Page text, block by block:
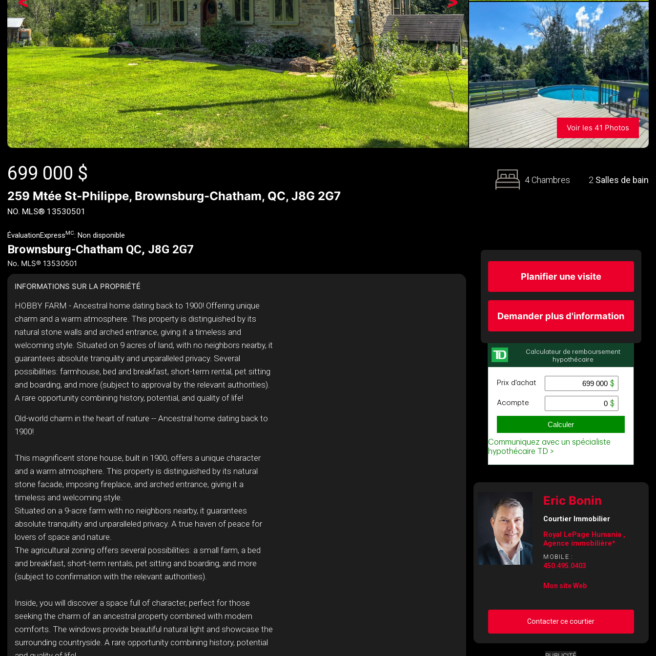
Voir les 41 Photos
699 000 $
259 Mtée St-Philippe, Brownsburg-Chatham, QC, J8G 2G7
NO. MLS® 13530501
4 Chambres 2 Salles de bain
ÉvaluationExpress MC: Non disponible
Brownsburg-Chatham QC, J8G 2G7
No. MLS® 13530501
INFORMATIONS SUR LA PROPRIÉTÉ
HOBBY FARM - Ancestral home dating back to 1900! Offering unique
charm and a warm atmosphere. This property is distinguished by its
natural stone walls and arched entrance, giving it a timeless and
welcoming style. Situated on 9 acres of land, with no neighbors nearby, it
guarantees absolute tranquility and unparalleled privacy. Several
possibilities: farmhouse, bed and breakfast, short-term rental, pet sitting
and boarding, and more (subject to approval by the relevant authorities).
A rare opportunity combining history, potential, and quality of life!
Old-world charm in the heart of nature -- Ancestral home dating back to
1900!
This magnificent stone house, built in 1900, offers a unique character
and a warm atmosphere. This property is distinguished by its natural
stone facade, imposing fireplace, and arched entrance, giving it a
timeless and welcoming style.
Situated on a 9-acre farm with no neighbors nearby, it guarantees
absolute tranquility and unparalleled privacy. A true haven of peace for
lovers of space and nature.
The agricultural zoning offers several possibilities: a small farm, a bed
and breakfast, short-term rentals, pet sitting and boarding, and more
(subject to confirmation with the relevant authorities).
Inside, you will discover a space full of character, perfect for those
seeking the charm of an ancestral property combined with modern
comforts. The windows provide beautiful natural light and showcase the
surrounding countryside. A rare opportunity combining history, potential
Planifier une visite
Demander plus d'information
Eric Bonin
Courtier Immobilier
Royal LePage Humania ,
Agence immobilière*
MOBILE :
450.495.0403
Mon site Web
Contacter ce courtier